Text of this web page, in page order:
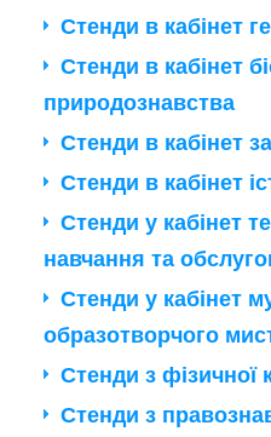
Стенди в кабінет
Стенди в кабінет
природознавства
Стенди в кабінет
Стенди в кабінет
Стенди у кабінет
навчання та
Стенди у кабінет
образотворчого
Стенди з фізичної
Стенди з